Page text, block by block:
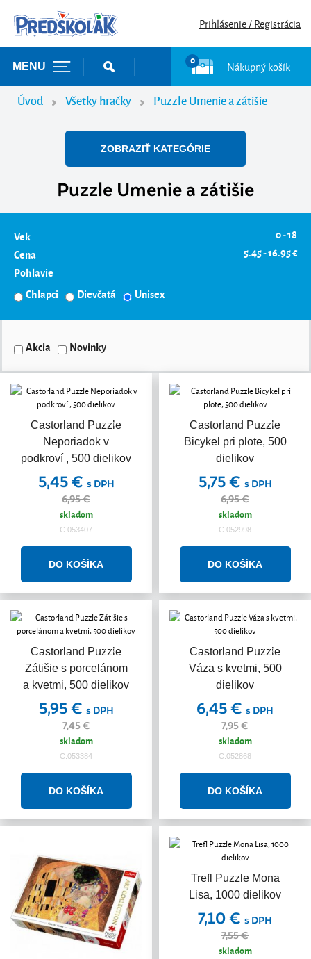
Prihlásenie / Registrácia
MENU
0 Nákupný košík
Úvod Všetky hračky Puzzle Umenie a zátišie
ZOBRAZIŤ KATEGÓRIE
Puzzle Umenie a zátišie
Vek
0 - 18
Cena
5.45 - 16.95 €
Pohlavie
Chlapci
Dievčatá Unisex
Akcia Novinky
Castorland Puzzle
Neporiadok v
podkroví , 500 dielikov
Akcia
5,45 € s DPH
6,95 €
skladom
C.053407
Castorland Puzzle
Bicykel pri plote, 500
dielikov
Akcia
5,75 € s DPH
6,95 €
skladom
C.052998
Castorland Puzzle
Zátišie s porcelánom
a kvetmi, 500 dielikov
Akcia
5,95 € s DPH
7,45 €
skladom
C.053384
Castorland Puzzle
Váza s kvetmi, 500
dielikov
Akcia
6,45 € s DPH
7,95 €
skladom
C.052868
Trefl Puzzle Mona
Lisa, 1000 dielikov
7,10 € s DPH
7,55 €
skladom